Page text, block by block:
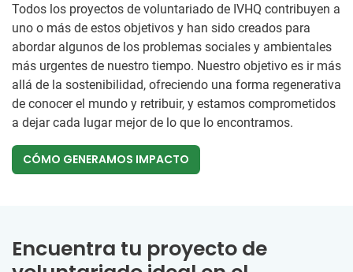
Todos los proyectos de voluntariado de IVHQ contribuyen a
uno o más de estos objetivos y han sido creados para
abordar algunos de los problemas sociales y ambientales
más urgentes de nuestro tiempo. Nuestro objetivo es ir más
allá de la sostenibilidad, ofreciendo una forma regenerativa
de conocer el mundo y retribuir, y estamos comprometidos
a dejar cada lugar mejor de lo que lo encontramos.
CÓMO GENERAMOS IMPACTO
Encuentra tu proyecto de